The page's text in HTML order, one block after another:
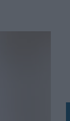
MISMA